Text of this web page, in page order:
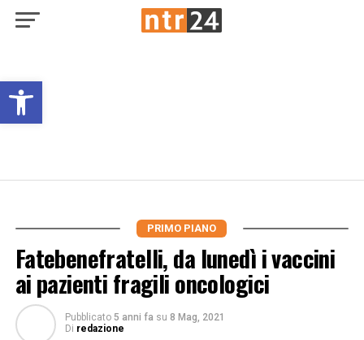
Open toolbar
PRIMO PIANO
Fatebenefratelli, da lunedì i vaccini
ai pazienti fragili oncologici
Pubblicato 5 anni fa su 8 Mag, 2021
Di redazione